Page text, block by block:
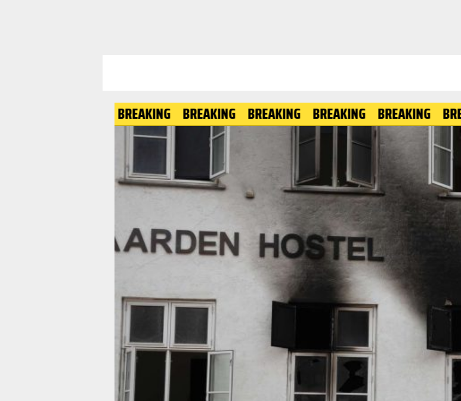
BREAKING BREAKING BREAKING BREAKING BREAKING BREAKING